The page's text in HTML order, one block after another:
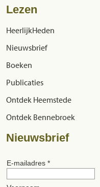
Lezen
HeerlijkHeden
Nieuwsbrief
Boeken
Publicaties
Ontdek Heemstede
Ontdek Bennebroek
Nieuwsbrief